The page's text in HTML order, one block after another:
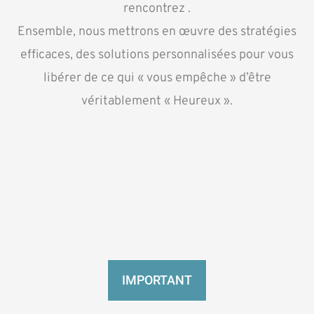
rencontrez .
Ensemble, nous mettrons en œuvre des stratégies
efficaces, des solutions personnalisées pour vous
libérer de ce qui « vous empêche » d’être
véritablement « Heureux ».
IMPORTANT